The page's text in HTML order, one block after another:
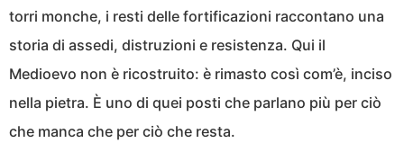
torri monche, i resti delle fortificazioni raccontano una
storia di assedi, distruzioni e resistenza. Qui il
Medioevo non è ricostruito: è rimasto così com’è, inciso
nella pietra. È uno di quei posti che parlano più per ciò
che manca che per ciò che resta.